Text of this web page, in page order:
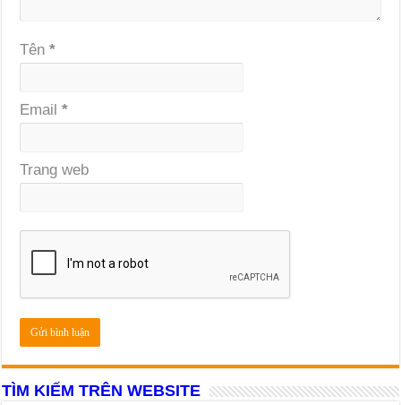
Tên*
Email*
Trang web
TÌM KIẾM TRÊN WEBSITE